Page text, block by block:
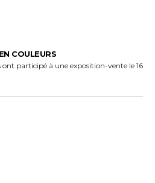
COULEURS
ont participé à une exposition-vente le 16